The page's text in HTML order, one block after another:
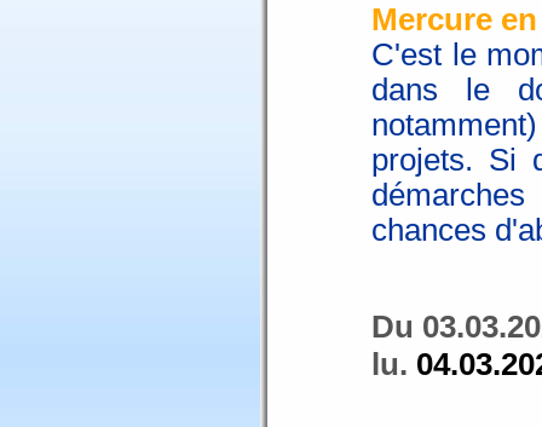
Mercure
C'est le
dans le
projets. Si
chances
Du
lu.